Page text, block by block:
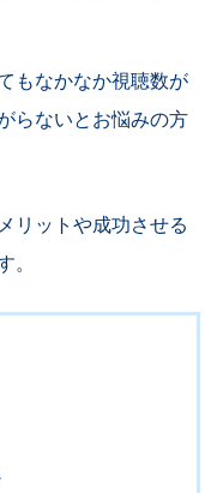
もなかなか視聴数が
らないとお悩みの方
リットや成功させる